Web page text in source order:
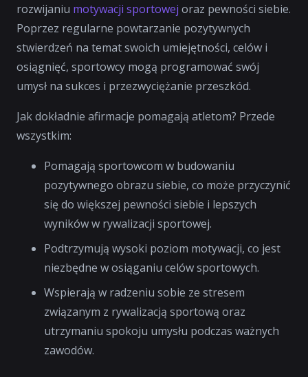
rozwijaniu motywacji sportowej oraz pewności siebie.
Poprzez regularne powtarzanie pozytywnych
stwierdzeń na temat swoich umiejętności, celów i
osiągnięć, sportowcy mogą programować swój
umysł na sukces i przezwyciężanie przeszkód.
Jak dokładnie afirmacje pomagają atletom? Przede
wszystkim:
Pomagają sportowcom w budowaniu
pozytywnego obrazu siebie, co może przyczynić
się do większej pewności siebie i lepszych
wyników w rywalizacji sportowej.
Podtrzymują wysoki poziom motywacji, co jest
niezbędne w osiąganiu celów sportowych.
Wspierają w radzeniu sobie ze stresem
związanym z rywalizacją sportową oraz
utrzymaniu spokoju umysłu podczas ważnych
zawodów.